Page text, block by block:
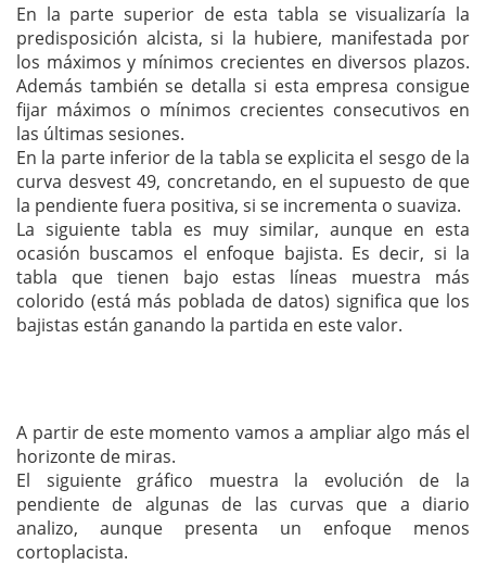
En la parte superior de esta tabla se visualizaría la
predisposición alcista, si la hubiere, manifestada por
los máximos y mínimos crecientes en diversos plazos.
Además también se detalla si esta empresa consigue
fijar máximos o mínimos crecientes consecutivos en
las últimas sesiones.
En la parte inferior de la tabla se explicita el sesgo de la
curva desvest 49, concretando, en el supuesto de que
la pendiente fuera positiva, si se incrementa o suaviza.
La siguiente tabla es muy similar, aunque en esta
ocasión buscamos el enfoque bajista. Es decir, si la
tabla que tienen bajo estas líneas muestra más
colorido (está más poblada de datos) significa que los
bajistas están ganando la partida en este valor.
A partir de este momento vamos a ampliar algo más el
horizonte de miras.
El siguiente gráfico muestra la evolución de la
pendiente de algunas de las curvas que a diario
analizo, aunque presenta un enfoque menos
cortoplacista.